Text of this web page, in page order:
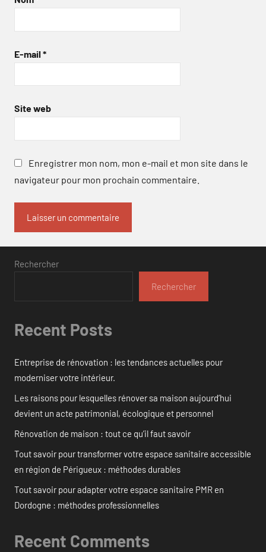
E-mail *
Site web
Enregistrer mon nom, mon e-mail et mon site dans le
navigateur pour mon prochain commentaire.
Rechercher
Rechercher
Recent Posts
Entreprise de rénovation : les tendances actuelles pour
moderniser votre intérieur.
Les raisons pour lesquelles rénover sa maison aujourd’hui
devient un acte patrimonial, écologique et personnel
Rénovation de maison : tout ce qu’il faut savoir
Tout savoir pour transformer votre espace sanitaire accessible
en région de Périgueux : méthodes durables
Tout savoir pour adapter votre espace sanitaire PMR en
Dordogne : méthodes professionnelles
Recent Comments